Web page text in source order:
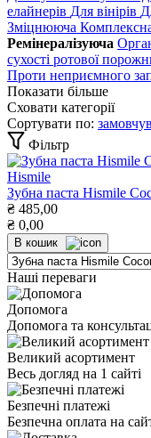
елайнерів Для вінірів
Зміцнююча
Ремінералізуюча
сухості ротової
Проти неприємного
Показати більше
Сховати категорії
Сортувати по:
Фільтр
Hismile
Зубна паста Hismile
₴ 485,00
₴ 0,00
В кошик
Наші переваги
Допомога
Допомога та
Великий асортимент
Весь догляд на 1 сайті
Безпечні платежі
Безпечна оплата на